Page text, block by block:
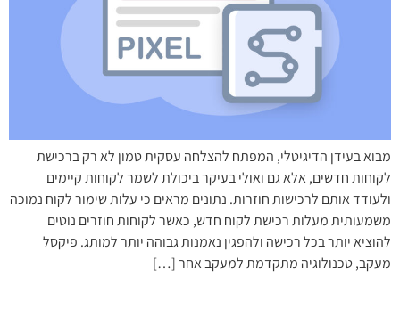
מבוא בעידן הדיגיטלי, המפתח להצלחה עסקית טמון לא רק ברכישת
לקוחות חדשים, אלא גם ואולי בעיקר ביכולת לשמר לקוחות קיימים
ולעודד אותם לרכישות חוזרות. נתונים מראים כי עלות שימור לקוח נמוכה
משמעותית מעלות רכישת לקוח חדש, כאשר לקוחות חוזרים נוטים
להוציא יותר בכל רכישה ולהפגין נאמנות גבוהה יותר למותג. פיקסל
מעקב, טכנולוגיה מתקדמת למעקב אחר […]